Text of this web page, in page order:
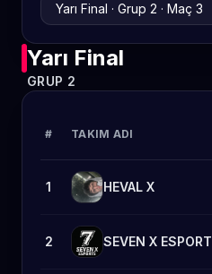
Yarı Final
GRUP 2
# TAKIM ADI
1 HEVAL X
2 SEVEN X ESPORT